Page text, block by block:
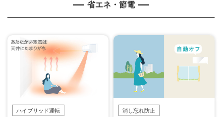
省エネ・節電
ハイブリッド運転 消し忘れ防止